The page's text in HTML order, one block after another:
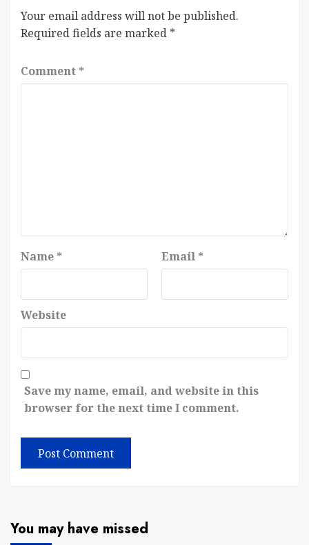
Your email address will not be published.
Required fields are marked *
Comment *
Name * Email *
Website
Save my name, email, and website in this
browser for the next time I comment.
You may have missed